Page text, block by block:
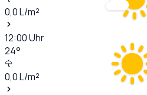
0,0L/m²
12:00Uhr
24°
0,0L/m²